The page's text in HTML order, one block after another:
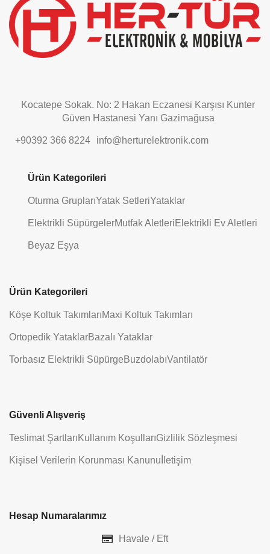
left
blank
Kocatepe Sokak. No: 2 Hakan Eczanesi Karşısı Kunter
Güven Hastanesi Yanı Gazimağusa
+90392 366 8224 info@herturelektronik.com
Ürün Kategorileri
Oturma GruplarıYatak SetleriYataklar
Elektrikli SüpürgelerMutfak AletleriElektrikli Ev Aletleri
Beyaz Eşya
Ürün Kategorileri
Köşe Koltuk TakımlarıMaxi Koltuk Takımları
Ortopedik YataklarBazalı Yataklar
Torbasız Elektrikli SüpürgeBuzdolabıVantilatör
Güvenli Alışveriş
Teslimat ŞartlarıKullanım KoşullarıGizlilik Sözleşmesi
Kişisel Verilerin Korunması Kanunu İletişim
Hesap Numaralarımız
Havale / Eft